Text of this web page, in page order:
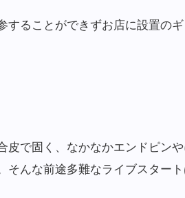
することができずお店に設置の
皮で固く、なかなかエンドピン
そんな前途多難なライブスター